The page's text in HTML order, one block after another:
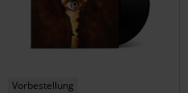
Vorbestellung